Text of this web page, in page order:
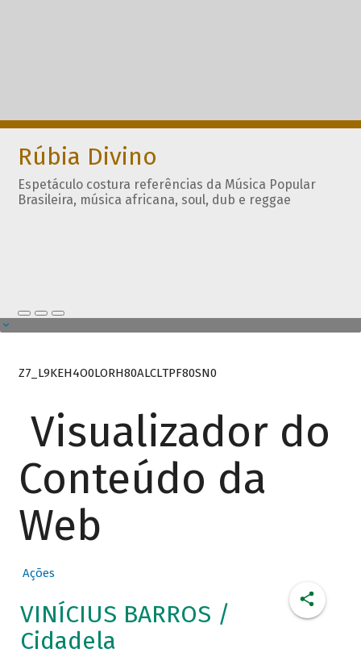
Rúbia Divino
Espetáculo costura referências da Música Popular
Brasileira, música africana, soul, dub e reggae
Z7_L9KEH4O0LORH80ALCLTPF80SN0
Visualizador do
Conteúdo da
Web
Ações
VINÍCIUS BARROS /
Cidadela